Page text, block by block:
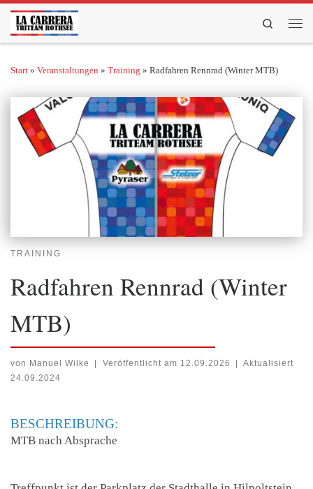
Zum Inhalt springen
Search
Start » Veranstaltungen » Training » Radfahren Rennrad (Winter MTB)
TRAINING
Radfahren Rennrad (Winter
MTB)
von Manuel Wilke Veröffentlicht am 12.09.2026
Aktualisiert
24.09.2024
BESCHREIBUNG:
MTB nach Absprache